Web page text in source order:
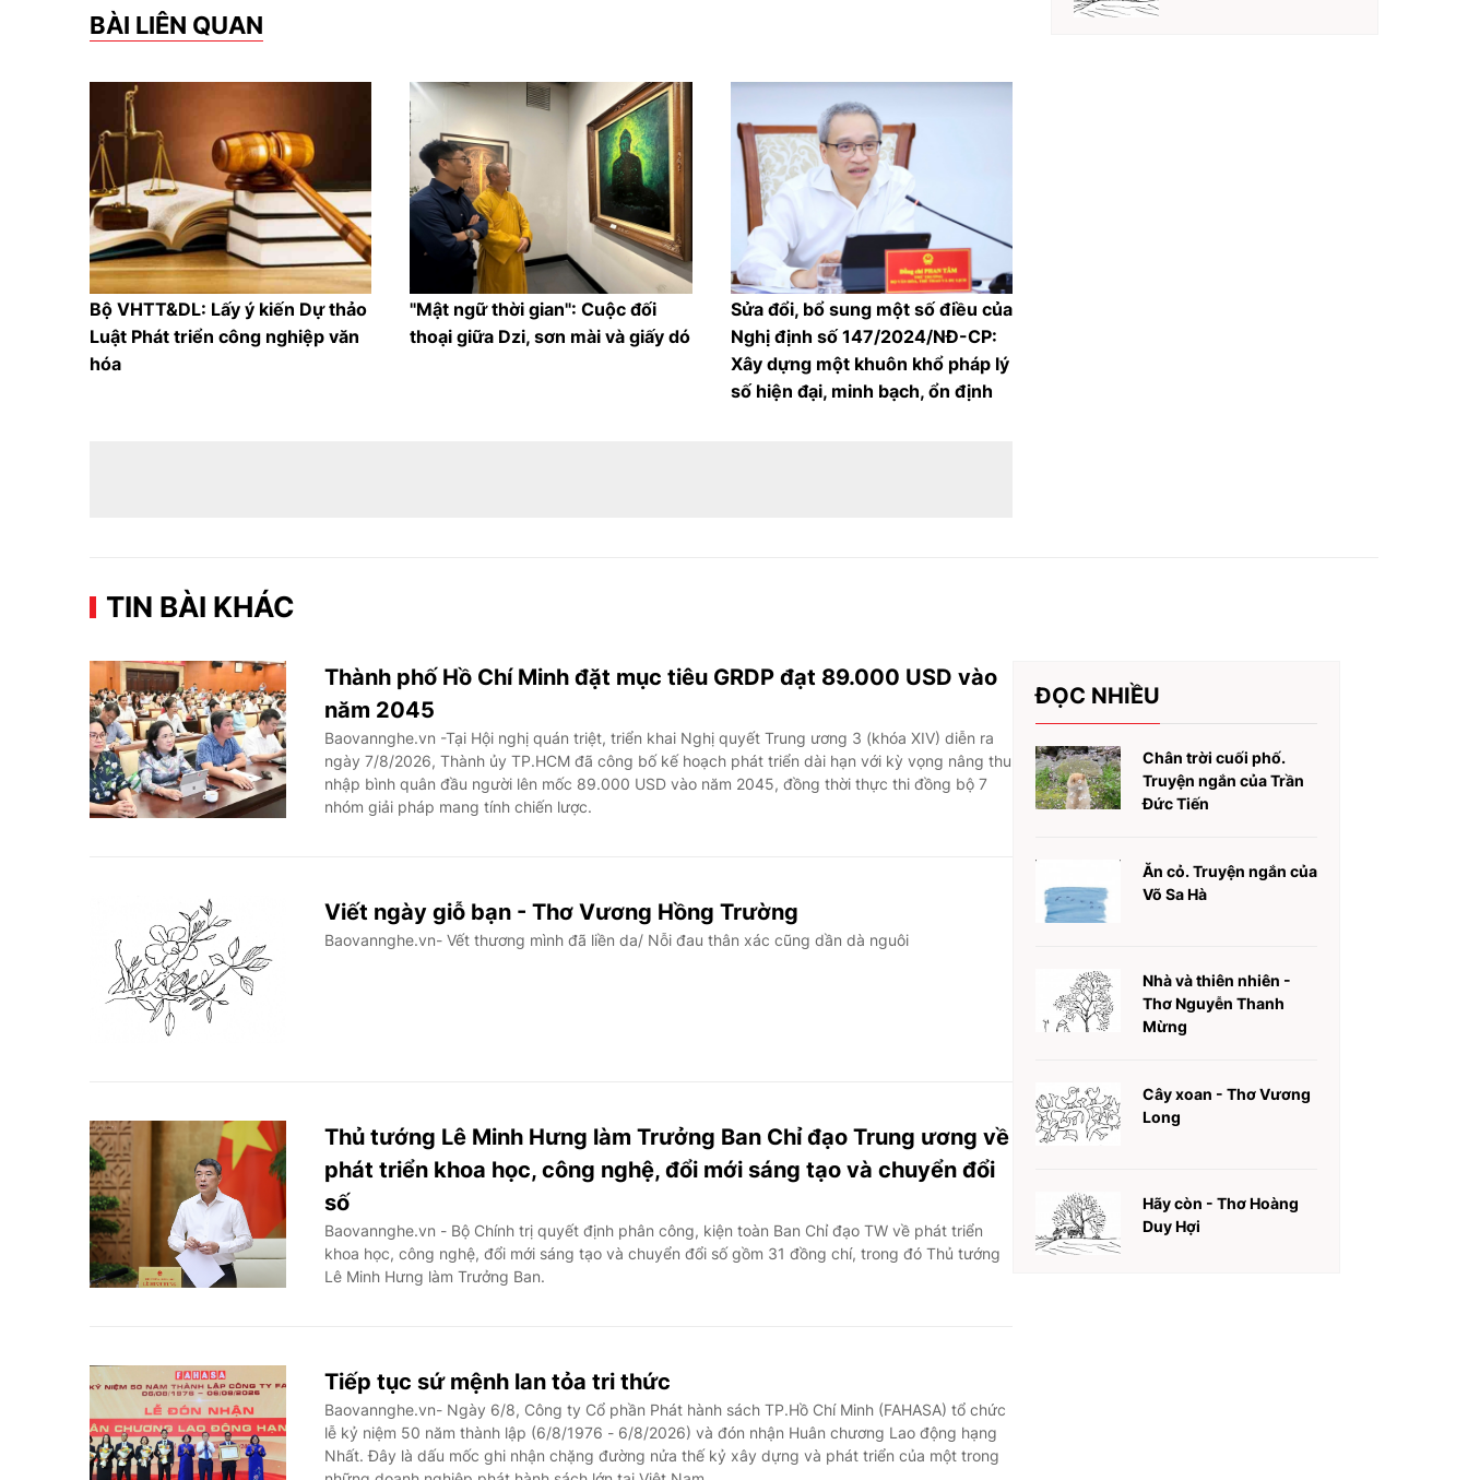
BÀI LIÊN QUAN
Bộ VHTT&DL: Lấy ý kiến Dự thảo
Luật Phát triển công nghiệp văn
hóa
"Mật ngữ thời gian": Cuộc đối
thoại giữa Dzi, sơn mài và giấy dó
Sửa đổi, bổ sung một số điều của
Nghị định số 147/2024/NĐ-CP:
Xây dựng một khuôn khổ pháp lý
số hiện đại, minh bạch, ổn định
TIN BÀI KHÁC
Thành phố Hồ Chí Minh đặt mục tiêu GRDP đạt 89.000 USD vào
năm 2045
Baovannghe.vn -Tại Hội nghị quán triệt, triển khai Nghị quyết Trung ương 3 (khóa XIV) diễn ra
ngày 7/8/2026, Thành ủy TP.HCM đã công bố kế hoạch phát triển dài hạn với kỳ vọng nâng thu
nhập bình quân đầu người lên mốc 89.000 USD vào năm 2045, đồng thời thực thi đồng bộ 7
nhóm giải pháp mang tính chiến lược.
Viết ngày giỗ bạn - Thơ Vương Hồng Trường
Baovannghe.vn- Vết thương mình đã liền da/ Nỗi đau thân xác cũng dần dà nguôi
Thủ tướng Lê Minh Hưng làm Trưởng Ban Chỉ đạo Trung ương về
phát triển khoa học, công nghệ, đổi mới sáng tạo và chuyển đổi
số
Baovannghe.vn - Bộ Chính trị quyết định phân công, kiện toàn Ban Chỉ đạo TW về phát triển
khoa học, công nghệ, đổi mới sáng tạo và chuyển đổi số gồm 31 đồng chí, trong đó Thủ tướng
Lê Minh Hưng làm Trưởng Ban.
Tiếp tục sứ mệnh lan tỏa tri thức
Baovannghe.vn- Ngày 6/8, Công ty Cổ phần Phát hành sách TP.Hồ Chí Minh (FAHASA) tổ chức
lễ kỷ niệm 50 năm thành lập (6/8/1976 - 6/8/2026) và đón nhận Huân chương Lao động hạng
Nhất. Đây là dấu mốc ghi nhận chặng đường nửa thế kỷ xây dựng và phát triển của một trong
ĐỌC NHIỀU
Chân trời cuối phố.
Truyện ngắn của Trần
Đức Tiến
Ăn cỏ. Truyện ngắn của
Võ Sa Hà
Nhà và thiên nhiên -
Thơ Nguyễn Thanh
Mừng
Cây xoan - Thơ Vương
Long
Hãy còn - Thơ Hoàng
Duy Hợi